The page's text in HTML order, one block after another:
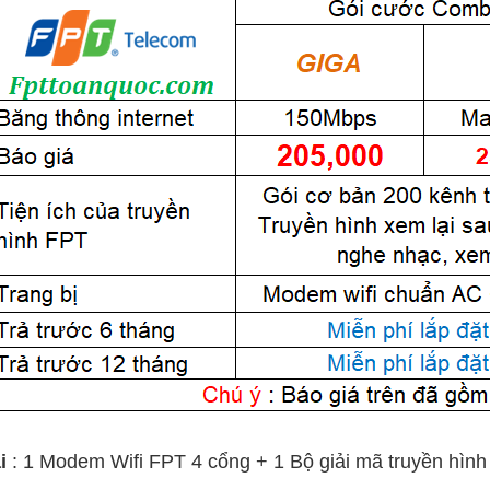
: 1 Modem Wifi FPT 4 cổng + 1 Bộ giải mã truyền